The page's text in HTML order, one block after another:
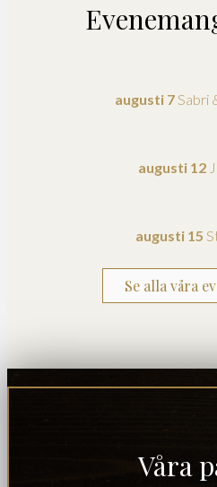
augusti 7Sabri
augusti 12
augusti 15
Se alla våra
Våra